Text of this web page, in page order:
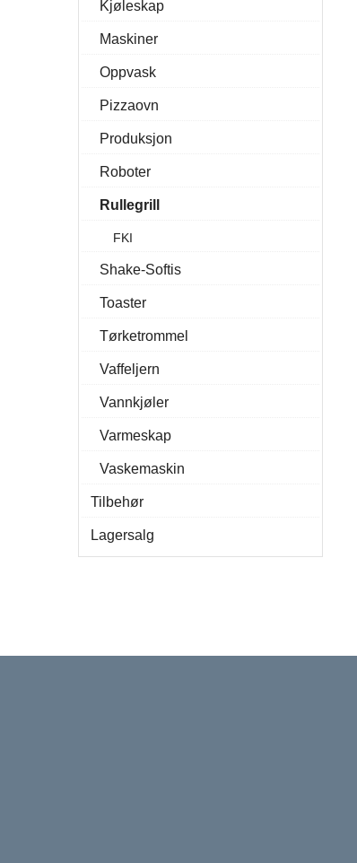
Kjøleskap
Maskiner
Oppvask
Pizzaovn
Produksjon
Roboter
Rullegrill
FKI
Shake-Softis
Toaster
Tørketrommel
Vaffeljern
Vannkjøler
Varmeskap
Vaskemaskin
Tilbehør
Lagersalg